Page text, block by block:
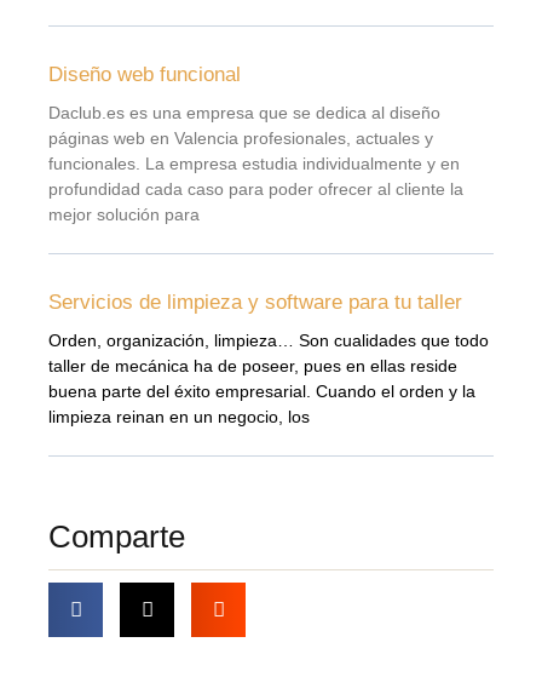
Diseño web funcional
Daclub.es es una empresa que se dedica al diseño
páginas web en Valencia profesionales, actuales y
funcionales. La empresa estudia individualmente y en
profundidad cada caso para poder ofrecer al cliente la
mejor solución para
Servicios de limpieza y software para tu taller
Orden, organización, limpieza… Son cualidades que todo
taller de mecánica ha de poseer, pues en ellas reside
buena parte del éxito empresarial. Cuando el orden y la
limpieza reinan en un negocio, los
Comparte